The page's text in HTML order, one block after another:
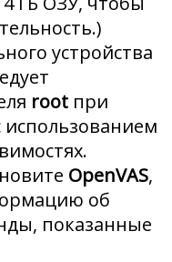
устройства
root при
использованием
OpenVAS,
об
показанные